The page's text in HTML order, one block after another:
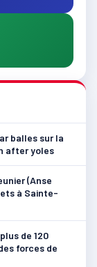
balles sur la
after yoles
(Anse
à Sainte-
de 120
forces de